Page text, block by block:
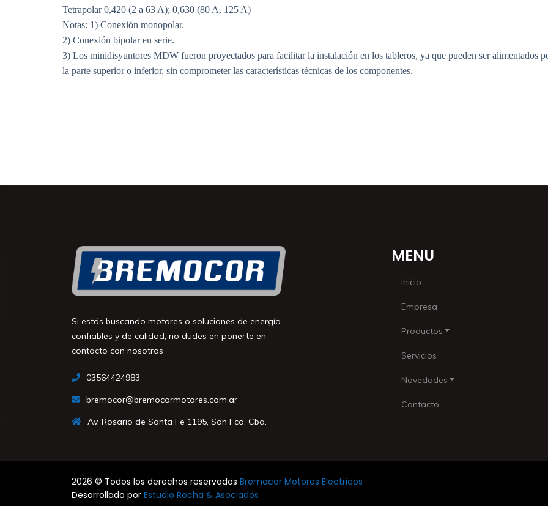
Tetrapolar 0,420 (2 a 63 A); 0,630 (80 A, 125 A)
Notas: 1) Conexión monopolar.
2) Conexión bipolar en serie.
3) Los minidisyuntores MDW fueron proyectados para facilitar la instalación en los tableros, ya que pueden ser alimentados
la parte superior o inferior, sin comprometer las características técnicas de los componentes.
Si estás buscando motores o soluciones de energía
confiables y de calidad, no dudes en ponerte en
contacto con nosotros
03564424983
bremocor@bremocormotores.com.ar
Av. Rosario de Santa Fe 1195, San Fco, Cba.
MENU
Inicio
Empresa
Productos
Servicios
Novedades
Contacto
2026 © Todos los derechos reservados Bremocor Motores Electricos
Desarrollado por Estudio Rocha & Asociados